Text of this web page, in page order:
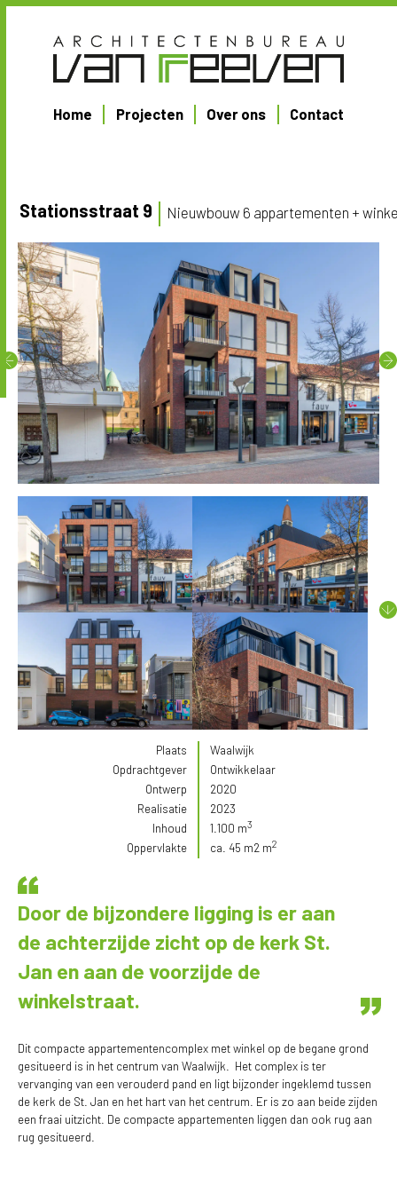
Home Projecten Over ons Contact
Stationsstraat 9 Nieuwbouw 6 appartementen +
Plaats
Waalwijk
Opdrachtgever
Ontwikkelaar
Ontwerp
2020
Realisatie
2023
Inhoud
1.100 m3
Oppervlakte ca. 45 m2 m2
Door de bijzondere ligging is er aan
de achterzijde zicht op de kerk St.
Jan en aan de voorzijde de
winkelstraat.
Dit compacte appartementencomplex met winkel op de begane grond
gesitueerd is in het centrum van Waalwijk. Het complex is ter
vervanging van een verouderd pand en ligt bijzonder ingeklemd tussen
de kerk de St. Jan en het hart van het centrum. Er is zo aan beide zijden
een fraai uitzicht. De compacte appartementen liggen dan ook rug aan
rug gesitueerd.